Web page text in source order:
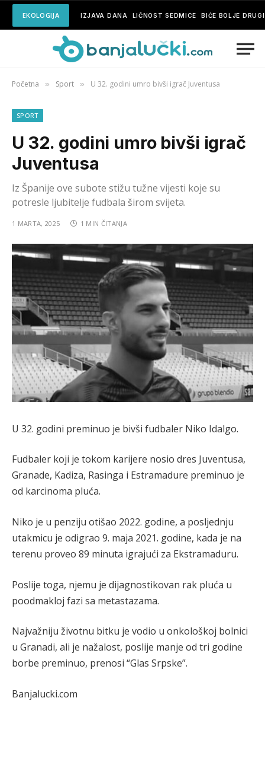
EKOLOGIJA IZJAVA DANA LIČNOST SEDMICE BIĆE BOLJE
Početna » Sport » U 32. godini umro bivši igrač Juventusa
SPORT
U 32. godini umro bivši igrač
Juventusa
Iz Španije ove subote stižu tužne vijesti koje su
potresle ljubitelje fudbala širom svijeta.
1 MARTA, 2025 1 MIN ČITANJA
U 32. godini preminuo je bivši fudbaler Niko Idalgo.
Fudbaler koji je tokom karijere nosio dres Juventusa,
Granade, Kadiza, Rasinga i Estramadure preminuo je
od karcinoma pluća.
Niko je u penziju otišao 2022. godine, a posljednju
utakmicu je odigrao 9. maja 2021. godine, kada je na
terenu proveo 89 minuta igrajući za Ekstramaduru.
Poslije toga, njemu je dijagnostikovan rak pluća u
poodmakloj fazi sa metastazama.
Najvažniju životnu bitku je vodio u onkološkoj bolnici
u Granadi, ali je nažalost, poslije manje od tri godine
borbe preminuo, prenosi “Glas Srpske”.
Banjalucki.com